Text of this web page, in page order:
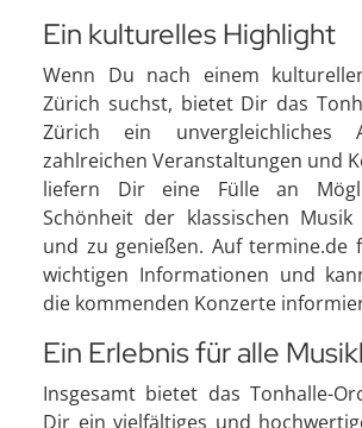
Ein kulturelles Highlight
Wenn Du nach einem
Zürich suchst, bietet Dir das
Zürich ein unvergleichliches
zahlreichen Veranstaltungen und
liefern Dir eine Fülle an
Schönheit der klassischen
und zu genießen. Auf termine.de
wichtigen Informationen und
die kommenden Konzerte
Ein Erlebnis für alle
Insgesamt bietet das Tonhalle-
Dir ein vielfältiges und